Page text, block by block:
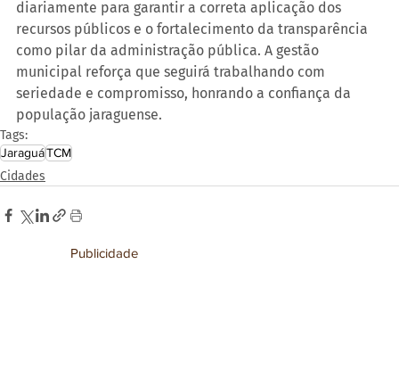
diariamente para garantir a correta aplicação dos
recursos públicos e o fortalecimento da transparência
como pilar da administração pública. A gestão
municipal reforça que seguirá trabalhando com
seriedade e compromisso, honrando a confiança da
população jaraguense.
Tags:
JaraguáTCM
Cidades
Publicidade